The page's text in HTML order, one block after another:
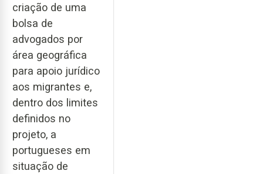
criação de uma
bolsa de
advogados por
área geográfica
para apoio jurídico
aos migrantes e,
dentro dos limites
definidos no
projeto, a
portugueses em
situação de